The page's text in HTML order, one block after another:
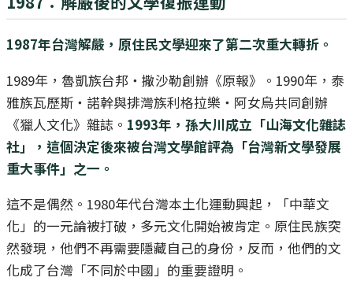
1987年台灣解嚴，原住民文學迎來了第二次重大轉折。
1989年，魯凱族台邦‧撒沙勒創辦《原報》。1990年，泰
雅族瓦歷斯‧諾幹與排灣族利格拉樂‧阿女烏共同創辦
《獵人文化》雜誌。 1993年，孫大川成立「山海文化雜誌
社」，這個決定後來被台灣文學館評為「台灣新文學發展
重大事件」之一。
這不是偶然。1980年代台灣本土化運動興起，「中華文
化」的一元論被打破，多元文化開始被肯定。原住民族突
然發現，他們不再需要隱藏自己的身份，反而，他們的文
化成了台灣「不同於中國」的重要證明。